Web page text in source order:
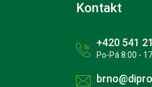
Kontakt
+420 541
Po-Pá 8:00 -